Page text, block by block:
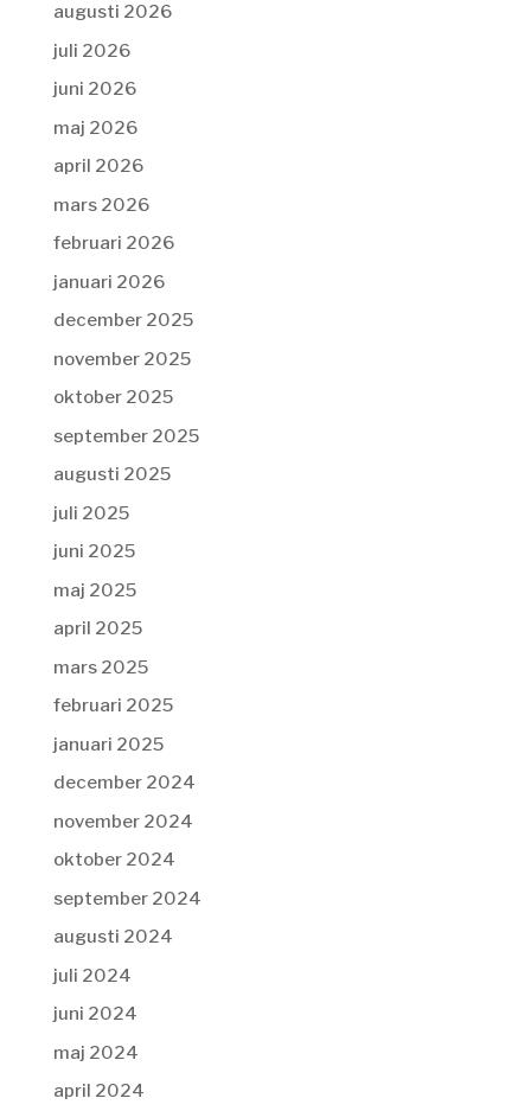
augusti 2026
juli 2026
juni 2026
maj 2026
april 2026
mars 2026
februari 2026
januari 2026
december 2025
november 2025
oktober 2025
september 2025
augusti 2025
juli 2025
juni 2025
maj 2025
april 2025
mars 2025
februari 2025
januari 2025
december 2024
november 2024
oktober 2024
september 2024
augusti 2024
juli 2024
juni 2024
maj 2024
april 2024